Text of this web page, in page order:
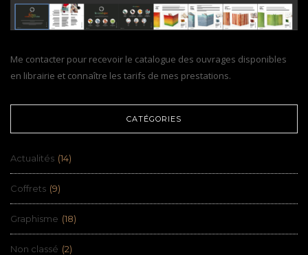
Me contacter pour recevoir le catalogue des ouvrages disponibles
en librairie et connaître les tarifs de mes prestations.
CATÉGORIES
Actualités (14)
Coffrets (9)
Graphisme (18)
Non classé (2)